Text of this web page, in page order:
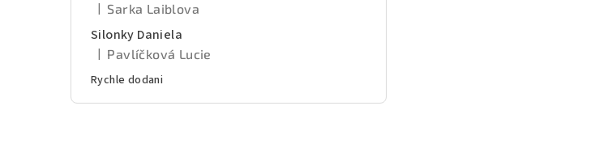
Hodnocení produktu je 5 z 5 hvězdiček.
Sarka Laiblova
Silonky Daniela
Hodnocení produktu je 5 z 5 hvězdiček.
Pavlíčková Lucie
Rychle dodani